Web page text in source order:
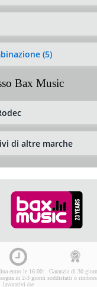
(5)
Bax Music
di altre marche
entro le 16:00:
in 2-3 giorni
lavorativi (se
Garanzia di 30
soddisfatti o